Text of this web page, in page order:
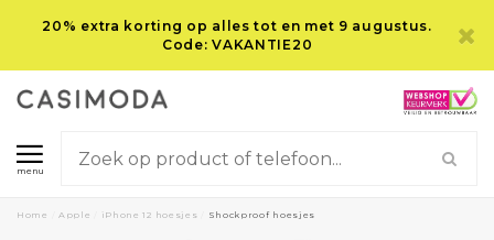
20% extra korting op alles tot en met 9 augustus.
Code: VAKANTIE20
menu
Home Apple iPhone 12 hoesjes Shockproof hoesjes